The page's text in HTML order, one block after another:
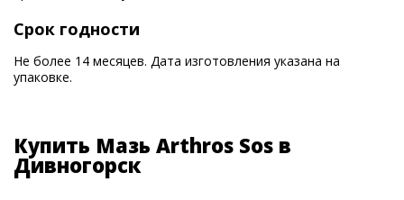
Срок годности
Не более 14 месяцев. Дата изготовления указана на
упаковке.
Купить Мазь Arthros Sos в
Дивногорск